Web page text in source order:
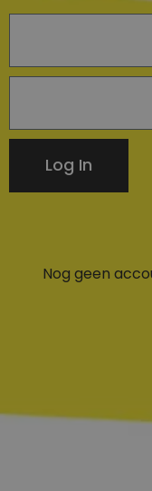
Log In
Nog geen